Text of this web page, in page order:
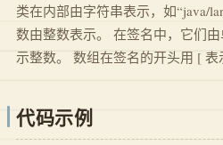
类在内部由字符串表示，如“java/
数由整数表示。 在签名中，它们
示整数。 数组在签名的开头用 [ 表
代码示例